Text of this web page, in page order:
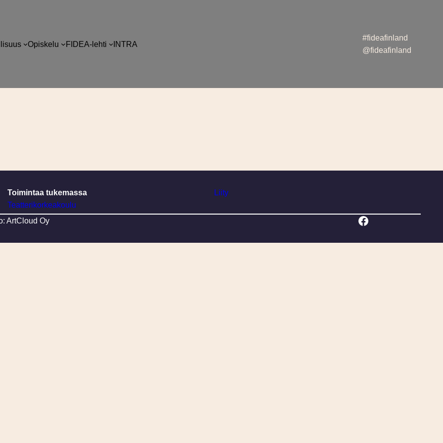
Opiskelu FIDEA-lehti INTRA
#fideafinland
@fideafinland
Toimintaa tukemassa
Teatterikorkeakoulu
Liity
ArtCloud Oy Facebook